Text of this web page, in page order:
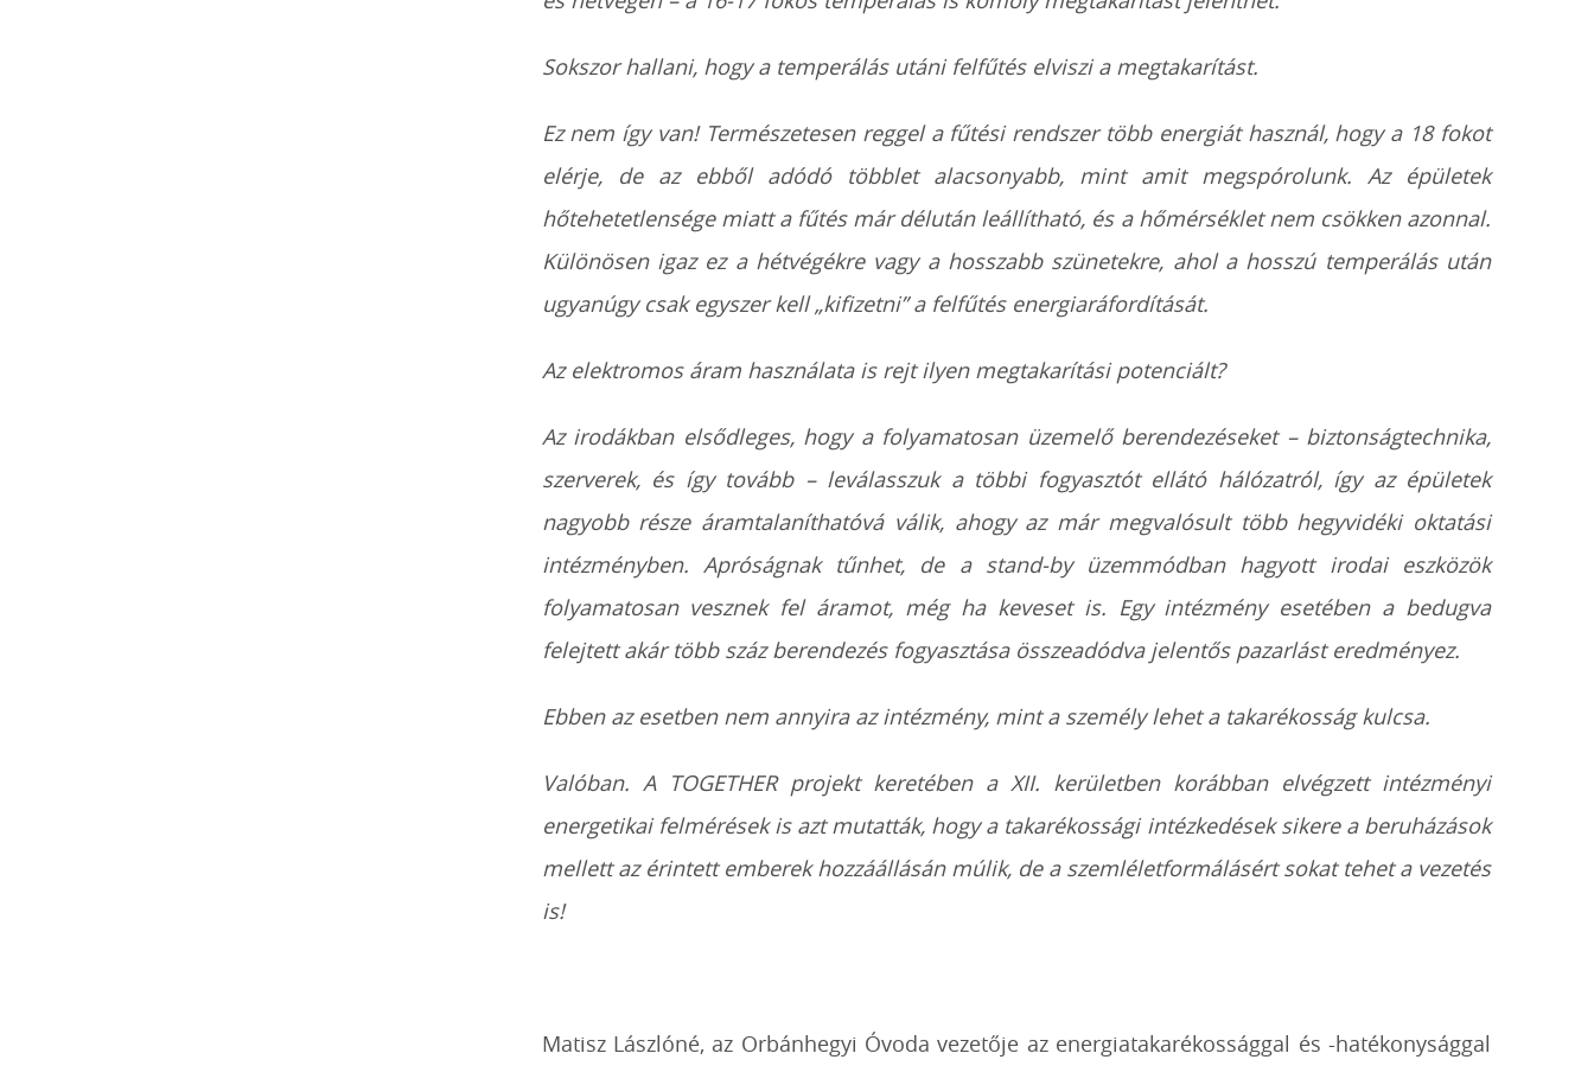
Sokszor hallani, hogy a temperálás utáni felfűtés elviszi a megtakarítást.
Ez nem így van! Természetesen reggel a fűtési rendszer több energiát használ, hogy a 18 fokot
elérje, de az ebből adódó többlet alacsonyabb, mint amit megspórolunk. Az épületek
hőtehetetlensége miatt a fűtés már délután leállítható, és a hőmérséklet nem csökken azonnal.
Különösen igaz ez a hétvégékre vagy a hosszabb szünetekre, ahol a hosszú temperálás után
ugyanúgy csak egyszer kell „kifizetni” a felfűtés energiaráfordítását.
Az elektromos áram használata is rejt ilyen megtakarítási potenciált?
Az irodákban elsődleges, hogy a folyamatosan üzemelő berendezéseket – biztonságtechnika,
szerverek, és így tovább – leválasszuk a többi fogyasztót ellátó hálózatról, így az épületek
nagyobb része áramtalaníthatóvá válik, ahogy az már megvalósult több hegyvidéki oktatási
intézményben. Apróságnak tűnhet, de a stand-by üzemmódban hagyott irodai eszközök
folyamatosan vesznek fel áramot, még ha keveset is. Egy intézmény esetében a bedugva
felejtett akár több száz berendezés fogyasztása összeadódva jelentős pazarlást eredményez.
Ebben az esetben nem annyira az intézmény, mint a személy lehet a takarékosság kulcsa.
Valóban. A TOGETHER projekt keretében a XII. kerületben korábban elvégzett intézményi
energetikai felmérések is azt mutatták, hogy a takarékossági intézkedések sikere a beruházások
mellett az érintett emberek hozzáállásán múlik, de a szemléletformálásért sokat tehet a vezetés
is!
Matisz Lászlóné, az Orbánhegyi Óvoda vezetője az energiatakarékossággal és -hatékonysággal